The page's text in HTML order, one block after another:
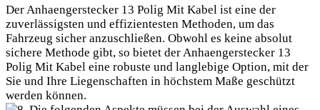
Der Anhaengerstecker 13 Polig Mit Kabel ist eine der
zuverlässigsten und effizientesten Methoden, um das
Fahrzeug sicher anzuschließen. Obwohl es keine absolut
sichere Methode gibt, so bietet der Anhaengerstecker 13
Polig Mit Kabel eine robuste und langlebige Option, mit der
Sie und Ihre Liegenschaften in höchstem Maße geschützt
werden können.